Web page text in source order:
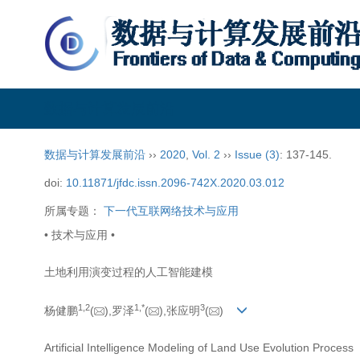
数据与计算发展前沿 ›› 2020 Vol. 2 ›› Issue (3): 137-145.
doi: 10.11871/jfdc.issn.2096-742X.2020.03.012
所属专题： 下一代互联网络技术与应用
• 技术与应用 •
土地利用演变过程的人工智能建模
杨健鹏1, 2( ),罗泽1, *( ),张应明3( )
Artificial Intelligence Modeling of Land Use Evolution Process